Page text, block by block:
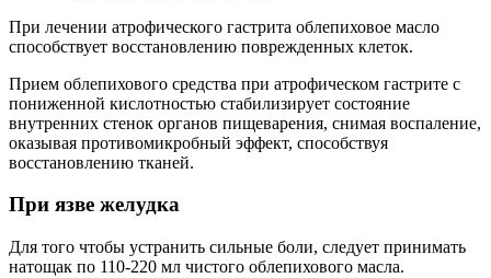
При лечении атрофического гастрита облепиховое масло
способствует восстановлению поврежденных клеток.
Прием облепихового средства при атрофическом гастрите с
пониженной кислотностью стабилизирует состояние
внутренних стенок органов пищеварения, снимая воспаление,
оказывая противомикробный эффект, способствуя
восстановлению тканей.
При язве желудка
Для того чтобы устранить сильные боли, следует принимать
натощак по 110-220 мл чистого облепихового масла.